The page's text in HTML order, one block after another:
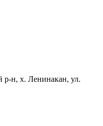
р-н, х. Ленинакан, ул.